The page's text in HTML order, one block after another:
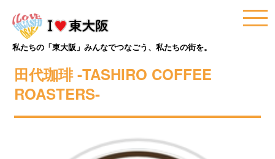
私たちの「東大阪」みんなでつなごう、私たちの街を。
田代珈琲 -TASHIRO COFFEE
ROASTERS-